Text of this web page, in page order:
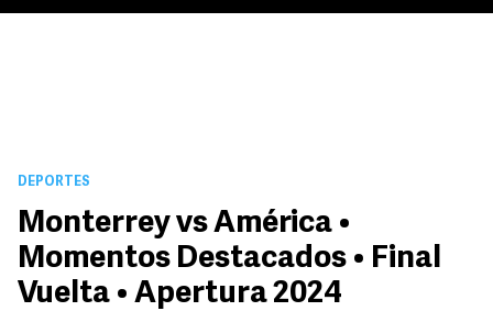
DEPORTES
Monterrey vs América •
Momentos Destacados • Final
Vuelta • Apertura 2024